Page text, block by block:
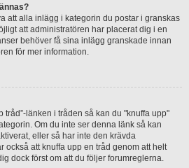
att alla inlägg i kategorin du postar i granskas
att administratören har placerat dig i en
behöver få sina inlägg granskade innan
för mer information.
tråd”-länken i tråden så kan du "knuffa upp"
Om du inte ser denna länk så kan
eller så har inte den krävda
också att knuffa upp en tråd genom att helt
dock först om att du följer forumreglerna.